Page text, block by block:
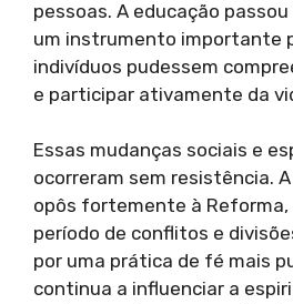
pessoas. A educação
um instrumento importante
indivíduos pudessem
e participar ativamente da
Essas mudanças sociais e
ocorreram sem resistência. A
opôs fortemente à Reforma,
período de conflitos e
por uma prática de fé mais
continua a influenciar a